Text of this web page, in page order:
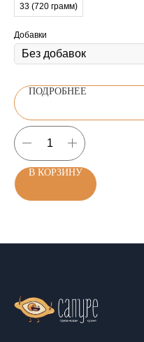
33 (720 грамм)
Добавки
ПОДРОБНЕЕ
В КОРЗИНУ